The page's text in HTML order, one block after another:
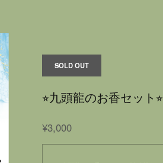
SOLD OUT
⭐︎九頭龍のお香セット⭐︎
¥3,000